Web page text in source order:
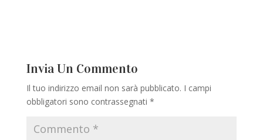
Invia Un Commento
Il tuo indirizzo email non sarà pubblicato. I campi
obbligatori sono contrassegnati *